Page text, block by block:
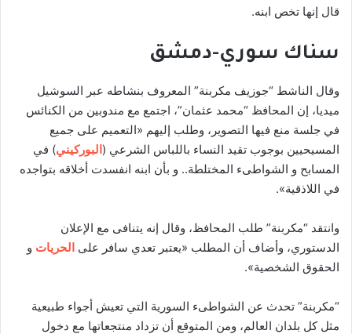
قال إنها تخص ابنه.
سناك سوري-دمشق
وقال الناشط “جوزيف مكربنة” المعروف بنشاطه عبر السوشيل
ميديا، إن المحافظ “محمد عثمان”، اجتمع مع مندوبين من الكنائس
في جلسة منع فيها التصوير، وطلب إليهم «التعميم على جميع
المسيحيين بوجوب تقيد النساء باللباس الشرعي (البوركيني) في
المسابح و الشواطىء المختلطة.. و بأن ابنه انفسدت أخلاقه بتواجده
في اللاذقية».
وانتقد “مكربنة” طلب المحافظ، وقال إنه يتنافى مع الإعلان
الدستوري، وأضاف أن المطلب «يعتبر تعدي سافر على الحريات و
الحقوق الشخصية».
“مكربنة” تحدث عن الشواطىء السورية التي تعيش أجواء طبيعية
مثل كل بلدان العالم، ومن المتوقع أن تزداد منتجعاتها مع دخول